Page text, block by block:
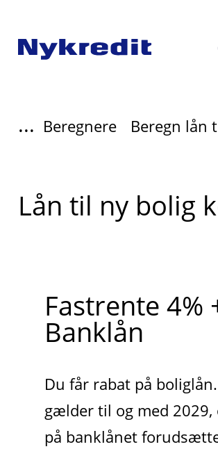
... Beregnere Beregn lån
Lån til ny bolig
Fastrente 4%
Banklån
Du får rabat på
gælder til og med 2029,
på banklånet